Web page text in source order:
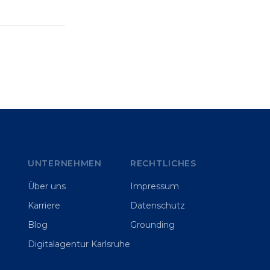
UNTERNEHMEN
Über uns
Karriere
Blog
Digitalagentur Karlsruhe
RECHTLICHES
Impressum
Datenschutz
Grounding